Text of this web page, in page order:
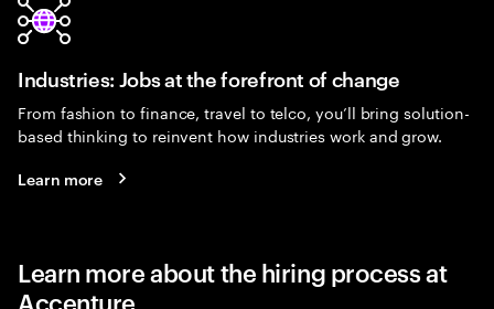
Industries: Jobs at the forefront of change
From fashion to finance, travel to telco, you’ll bring solution-
based thinking to reinvent how industries work and grow.
Learn more
Learn more about the hiring process at
Accenture